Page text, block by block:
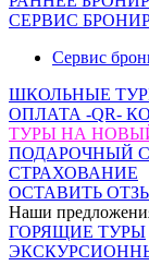
СЕРВИС
Сервис
ШКОЛЬНЫЕ
ОПЛАТА -QR-
ТУРЫ НА
ПОДАРОЧНЫЙ
СТРАХОВАНИЕ
ОСТАВИТЬ
Наши
ГОРЯЩИЕ ТУРЫ